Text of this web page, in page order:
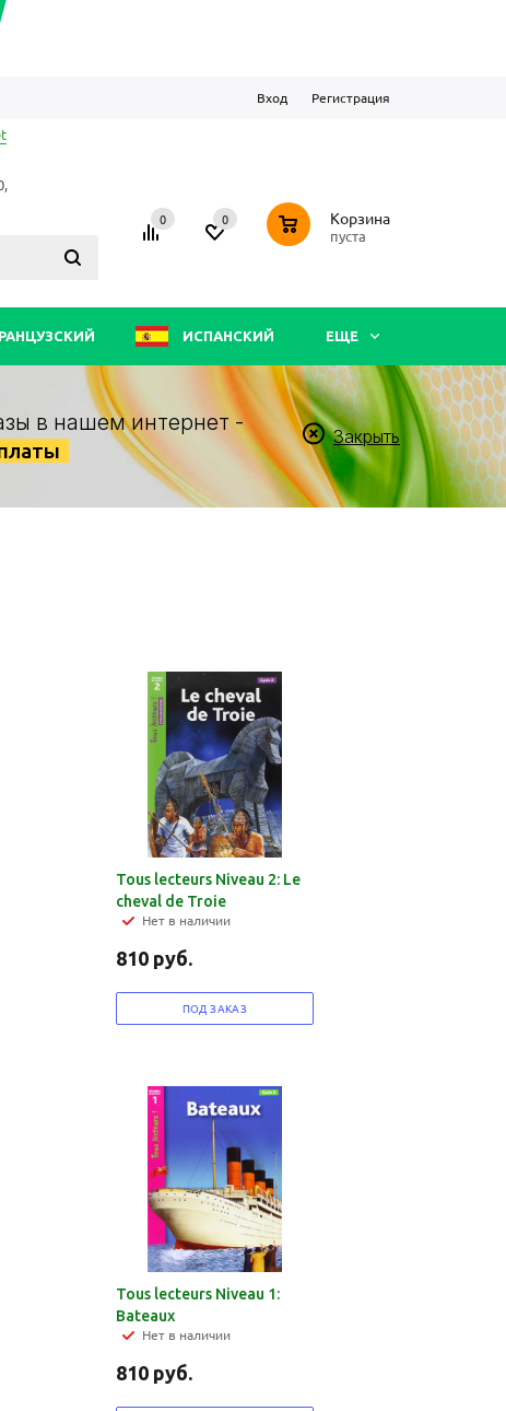
Вход Регистрация
0 0 0 Корзина
пуста
ИСПАНСКИЙ ЕЩЕ
в нашем интернет -
Закрыть
Tous lecteurs Niveau 2: Le
cheval de Troie
Нет в наличии
810 руб.
ПОД ЗАКАЗ
Tous lecteurs Niveau 1:
Bateaux
Нет в наличии
810 руб.